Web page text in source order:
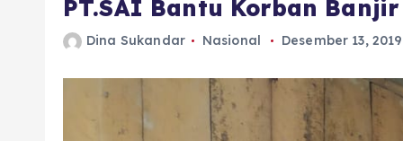
PT.SAI Bantu Korban
Dina Sukandar Nasional Desember 13, 2019